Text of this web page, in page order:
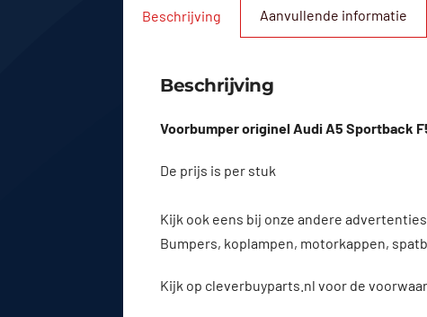
Beschrijving Aanvullende informatie
Beschrijving
Voorbumper originel Audi A5 Sportback
De prijs is per stuk
Kijk ook eens bij onze andere
Bumpers, koplampen, motorkappen,
Kijk op cleverbuyparts.nl voor de